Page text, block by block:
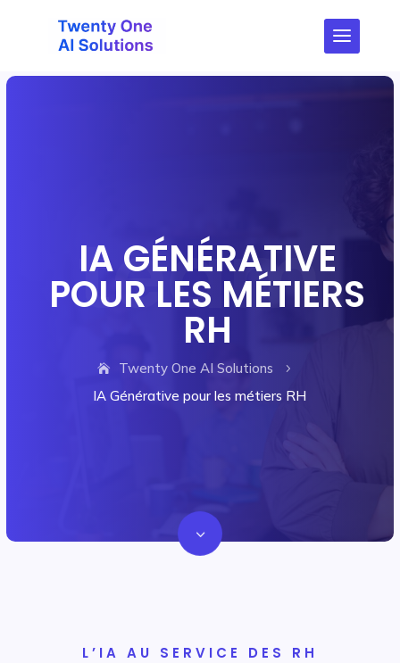
IA GÉNÉRATIVE
POUR LES MÉTIERS
RH
Twenty One AI Solutions 5
IA Générative pour les métiers RH
3
L’IA AU SERVICE DES RH